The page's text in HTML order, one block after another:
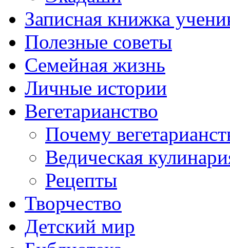
Записная книжка
Полезные советы
Семейная жизнь
Личные истории
Вегетарианство
Почему
Ведическая
Рецепты
Творчество
Детский мир